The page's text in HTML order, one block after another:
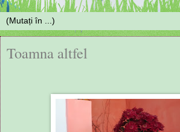
Toamna altfel